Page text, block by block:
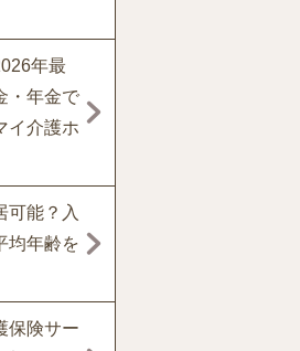
年最
・年金で
イ介護ホ
可能？入
均年齢を
保険サー